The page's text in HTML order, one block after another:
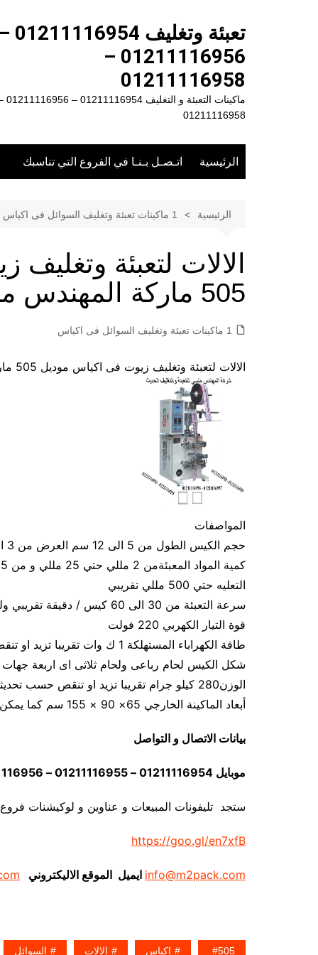
تعبئة وتغليف 01211116954 –
01211116956 –
01211116958
ماكينات التعبئة و
01211116958
الرئيسية اتـصـل بـنـا في الفروع التي تناسبك
الرئيسية 1 ماكينات تعبئة وتغليف السوائل فى اكياس
الالات لتعبئة
505 ماركة المهندس منسى
1 ماكينات تعبئة وتغليف السوائل فى اكياس
الالات لتعبئة وتغليف زيوت فى اكياس موديل 505 ماركة المهندس منسى
المواصفات
حجم الكيس الطول من 5 الى 12 سم العرض من 3 الى 9 سم تقريبي و يمكن التعديل في الطول و العرض
التعليه حتي 500 مللي تقريبي
سرعة التعبئة من 30 الى 60 كيس / دقيقة تقريبي ولمادة الكيس اعتبار في سرعة التعبئة
قوة التيار الكهربي 220 فولت
طاقة الكهراباء المستهلكة 1 ك وات تقريبا تزيد او تنقص حسب تحديثات الماكينة
شكل الكيس لحام رباعى ولحام ثلاثى اى اربعة
الوزن280 كيلو جرام تقريبا تزيد او تنقص حسب تحديثات الماكينة
أبعاد الماكينة الخارجي 65× 90 × 155 سم كما يمكن فك الماكينة و تركيبها في اي مكان
بيانات الاتصال و التواصل
موبايل 01211116954 – 01211116955 – 01211116956 – 01211116957 – 01211116958
ستجد تليفونات المبيعات و عناوين و لوكيشنات
https://goo.gl/en7xfB
info@m2pack.com ايميل الموقع الاليكتروني
505 اكياس الالات السوائل